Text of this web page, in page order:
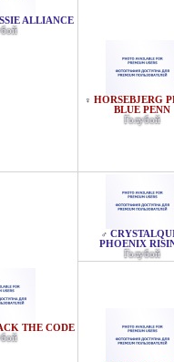
ALLIANCE
♀ HORSEBJERG
BLUE PENN
Голубой
THE CODE
♂
PHOENIX
Голубой